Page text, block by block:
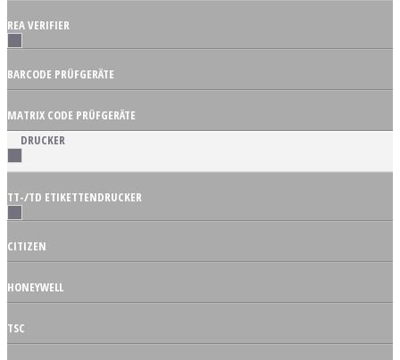
REA VERIFIER
BARCODE PRÜFGERÄTE
MATRIX CODE PRÜFGERÄTE
DRUCKER
TT-/TD ETIKETTENDRUCKER
CITIZEN
HONEYWELL
TSC